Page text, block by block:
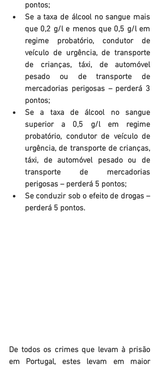
pontos;
Se a taxa de álcool no sangue mais
que 0,2 g/l e menos que 0,5 g/l em
regime probatório, condutor de
veículo de urgência, de transporte
de crianças, táxi, de automóvel
pesado ou de transporte de
mercadorias perigosas – perderá 3
pontos;
Se a taxa de álcool no sangue
superior a 0,5 g/l em regime
probatório, condutor de veículo de
urgência, de transporte de crianças,
táxi, de automóvel pesado ou de
transporte de mercadorias
perigosas – perderá 5 pontos;
Se conduzir sob o efeito de drogas –
perderá 5 pontos.
De todos os crimes que levam à prisão
em Portugal, estes levam em maior